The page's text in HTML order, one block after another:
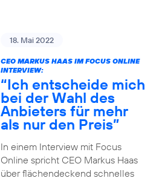
18. Mai 2022
CEO MARKUS HAAS IM FOCUS ONLINE
INTERVIEW:
“Ich entscheide mich
bei der Wahl des
Anbieters für mehr
als nur den Preis”
In einem Interview mit Focus
Online spricht CEO Markus Haas
über flächendeckend schnelles